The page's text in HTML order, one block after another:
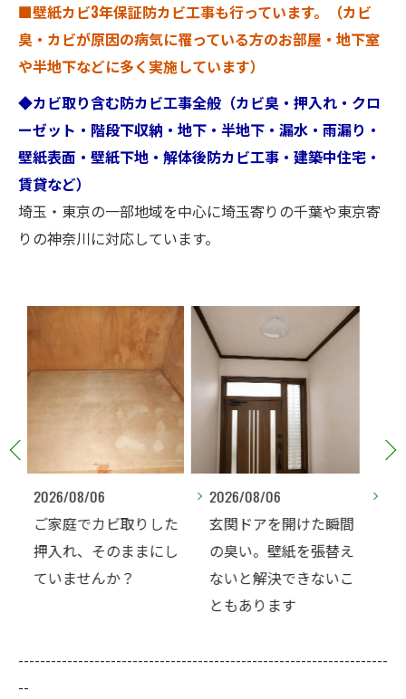
■壁紙カビ3年保証防カビ工事も行っています。（カビ
臭・カビが原因の病気に罹っている方のお部屋・地下室
や半地下などに多く実施しています）
◆カビ取り含む防カビ工事全般（カビ臭・押入れ・クロ
ーゼット・階段下収納・地下・半地下・漏水・雨漏り・
壁紙表面・壁紙下地・解体後防カビ工事・建築中住宅・
賃貸など）
埼玉・東京の一部地域を中心に埼玉寄りの千葉や東京寄
りの神奈川に対応しています。
2026/08/06
玄関ドアを開けた瞬間
の臭い。壁紙を張替え
ないと解決できないこ
2026/08/06
床下にカビがあると言
われた…本当に全部防
カビ工事が必要です
か？
--------------------------------------------------------------------
--